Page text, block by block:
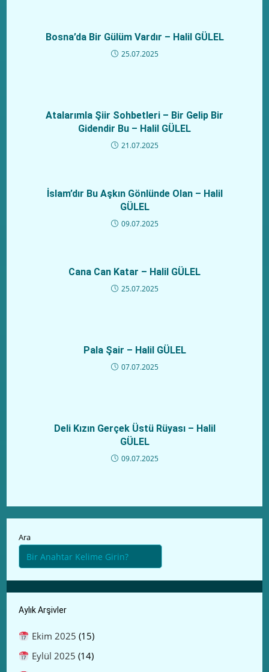
Bosna’da Bir Gülüm Vardır – Halil GÜLEL
25.07.2025
Atalarımla Şiir Sohbetleri – Bir Gelip Bir
Gidendir Bu – Halil GÜLEL
21.07.2025
İslam’dır Bu Aşkın Gönlünde Olan – Halil
GÜLEL
09.07.2025
Cana Can Katar – Halil GÜLEL
25.07.2025
Pala Şair – Halil GÜLEL
07.07.2025
Deli Kızın Gerçek Üstü Rüyası – Halil
GÜLEL
09.07.2025
Ara
Aylık Arşivler
Ekim 2025 (15)
Eylül 2025 (14)